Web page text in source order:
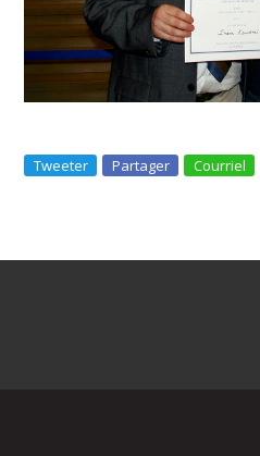
Tweeter Partager Courriel